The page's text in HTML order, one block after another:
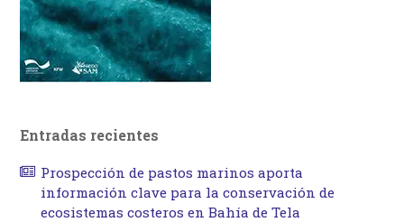
Entradas recientes
Prospección de pastos marinos aporta
información clave para la conservación de
ecosistemas costeros en Bahía de Tela